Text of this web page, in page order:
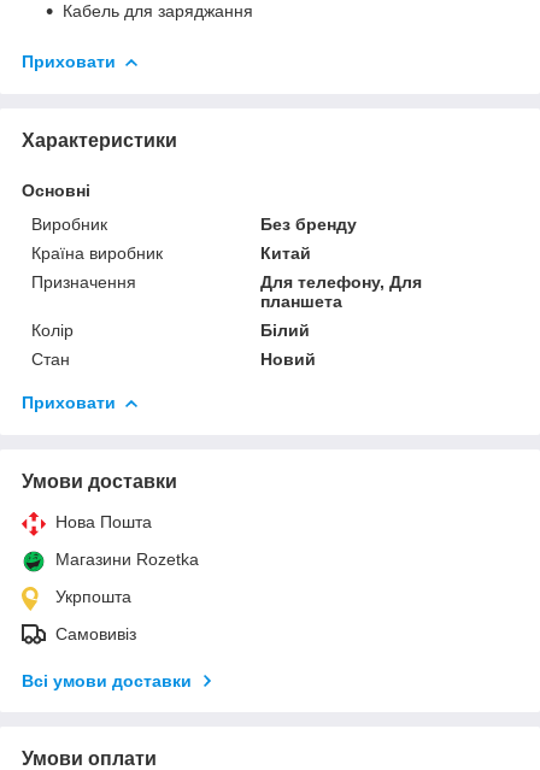
Кабель для заряджання
Приховати
Характеристики
Основні
Виробник
Без бренду
Країна виробник
Китай
Призначення
Для телефону, Для
планшета
Колір
Білий
Стан
Новий
Приховати
Умови доставки
Нова Пошта
Магазини Rozetka
Укрпошта
Самовивіз
Всі умови доставки
Умови оплати